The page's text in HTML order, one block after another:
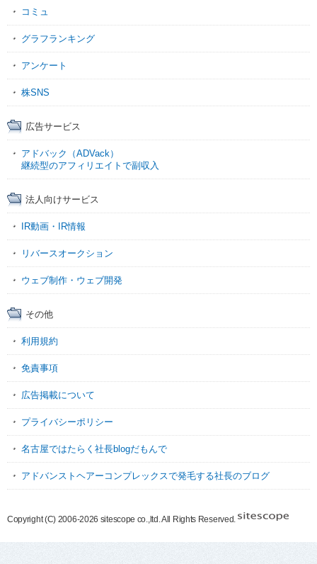
コミュ
グラフランキング
アンケート
株SNS
広告サービス
アドバック（ADVack）
継続型のアフィリエイトで副収入
法人向けサービス
IR動画・IR情報
リバースオークション
ウェブ制作・ウェブ開発
その他
利用規約
免責事項
広告掲載について
プライバシーポリシー
名古屋ではたらく社長blogだもんで
アドバンストヘアーコンプレックスで発毛する社長のブログ
Copyright (C) 2006-2026 sitescope co.,ltd. All Rights Reserved.